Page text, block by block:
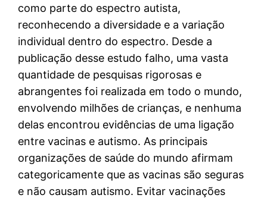
como parte do espectro autista,
reconhecendo a diversidade e a variação
individual dentro do espectro. Desde a
publicação desse estudo falho, uma vasta
quantidade de pesquisas rigorosas e
abrangentes foi realizada em todo o mundo,
envolvendo milhões de crianças, e nenhuma
delas encontrou evidências de uma ligação
entre vacinas e autismo. As principais
organizações de saúde do mundo afirmam
categoricamente que as vacinas são seguras
e não causam autismo. Evitar vacinações